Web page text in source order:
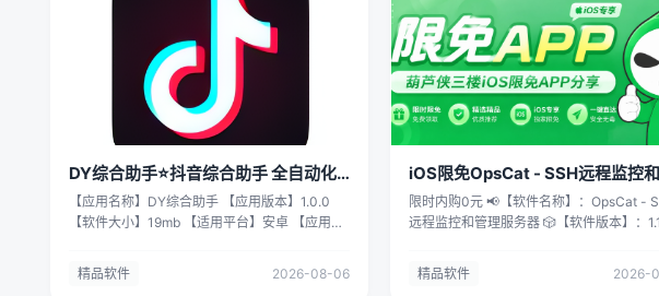
位置 可自定义记录保留时长，自动清理过
⚡ 快捷短语 按场景分组管理常用话术、代码
支持自定义分组，自由整理内容 点击短语
贴，无需手动复制 🌐 翻译 AI翻译：兼容
API格式，可自定义接口端点与模型 内置免
译服务，无需配置开箱即用 翻译结果本地缓
避免重复请求消耗流量 ⚙️ 系统实用功能 全
捷键一键唤起/隐藏窗口 支持窗口置顶 亮色
址】 通过网盘分享的文件：
Copy.Creator_0.2.22_x64-setup.exe 链接:
提取码: ar2j 拿走吱一声，不然用不了🔥 拿
DY综合助手⭐抖音综合助手 全自动化
脚本⭐
【应用名称】DY综合助手 【应用版本】1.0.0
【软件大小】19mb 【适用平台】安卓 【应用简
等！！！ 【下载地址】 链接：
https://pan.quark.cn/s/7d838d3465f0 拿走吱
精品软件 2026-08-06
iOS限免OpsCat - SSH远程监控
理服务器 v1
限时内购0元 📢【软件名称】：OpsCat - SSH
远程监控和管理服务器 🎲【软件版本】：
iOS 13.0+ 💰【目前价格】：免费 📜【软件
绍】： OpsCat 是一款面向开发者和系统管
精品软件 2026-